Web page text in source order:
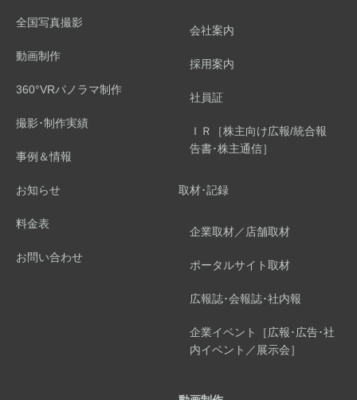
全国写真撮影
動画制作
360°VRパノラマ制作
撮影･制作実績
事例＆情報
お知らせ
料金表
お問い合わせ
会社案内
採用案内
社員証
ＩＲ［株主向け広報/統合報
告書･株主通信］
取材･記録
企業取材／店舗取材
ポータルサイト取材
広報誌･会報誌･社内報
企業イベント［広報･広告･社
内イベント／展示会］